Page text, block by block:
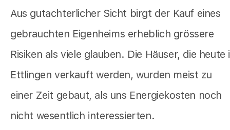
Aus gutachterlicher Sicht birgt der Kauf eines
gebrauchten Eigenheims erheblich grössere
Risiken als viele glauben. Die Häuser, die heute
Ettlingen verkauft werden, wurden meist zu
einer Zeit gebaut, als uns Energiekosten noch
nicht wesentlich interessierten.